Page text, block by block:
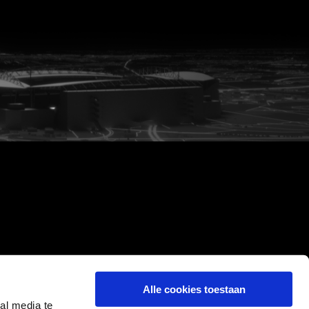
media te
Alle cookies toestaan